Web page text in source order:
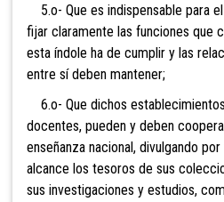
5.o- Que es indispensable para
fijar claramente las funciones que
esta índole ha de cumplir y las
entre sí deben mantener;
6.o- Que dichos
docentes, pueden y deben
enseñanza nacional, divulgando
alcance los tesoros de sus
sus investigaciones y estudios,